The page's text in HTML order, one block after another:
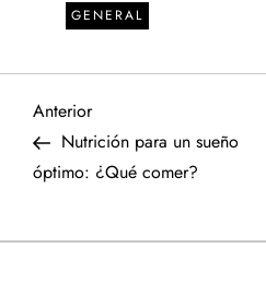
GENERAL
N
a
Entrada
anterior
Anterior
Nutrición para un sueño
óptimo: ¿Qué comer?